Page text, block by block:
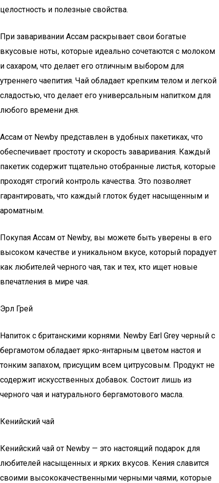
целостность и полезные свойства.
При заваривании Ассам раскрывает свои богатые
вкусовые ноты, которые идеально сочетаются с молоком
и сахаром, что делает его отличным выбором для
утреннего чаепития. Чай обладает крепким телом и легкой
сладостью, что делает его универсальным напитком для
любого времени дня.
Ассам от Newby представлен в удобных пакетиках, что
обеспечивает простоту и скорость заваривания. Каждый
пакетик содержит тщательно отобранные листья, которые
проходят строгий контроль качества. Это позволяет
гарантировать, что каждый глоток будет насыщенным и
ароматным.
Покупая Ассам от Newby, вы можете быть уверены в его
высоком качестве и уникальном вкусе, который порадует
как любителей черного чая, так и тех, кто ищет новые
впечатления в мире чая.
Эрл Грей
Напиток с британскими корнями. Newby Earl Grey черный с
бергамотом обладает ярко-янтарным цветом настоя и
тонким запахом, присущим всем цитрусовым. Продукт не
содержит искусственных добавок. Состоит лишь из
черного чая и натурального бергамотового масла.
Кенийский чай
Кенийский чай от Newby — это настоящий подарок для
любителей насыщенных и ярких вкусов. Кения славится
своими высококачественными черными чаями, которые